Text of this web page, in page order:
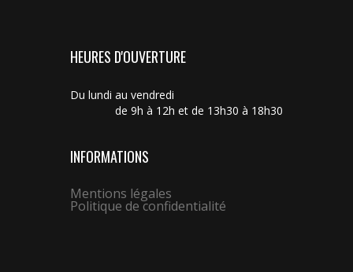
HEURES D'OUVERTURE
Du lundi au vendredi
de 9h à 12h et de 13h30 à 18h30
INFORMATIONS
Mentions légales
Politique de confidentialité